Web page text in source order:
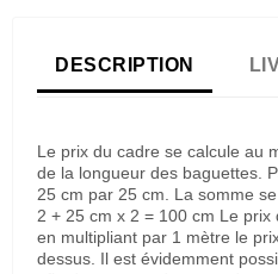
DESCRIPTION
Le prix du cadre se calcule au
de la longueur des baguettes.
25 cm par 25 cm. La somme
2 + 25 cm x 2 = 100 cm Le
en multipliant par 1 mètre le
dessus. Il est évidemment